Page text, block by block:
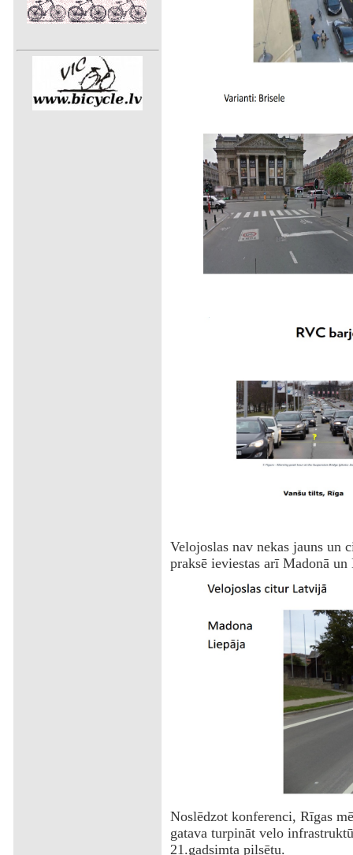
Velojoslas nav nekas jauns un
praksē ieviestas arī Madonā un
Noslēdzot konferenci, Rīgas
gatava turpināt velo
21.gadsimta pilsētu.